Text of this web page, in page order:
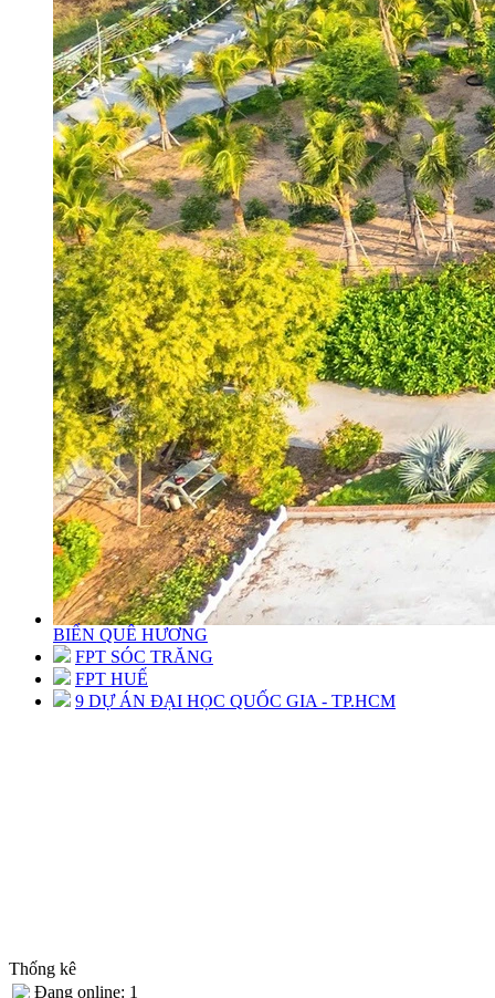
BIỂN QUÊ HƯƠNG
FPT SÓC TRĂNG
FPT HUẾ
9 DỰ ÁN ĐẠI HỌC QUỐC GIA - TP.HCM
Thống kê
Đang online: 1